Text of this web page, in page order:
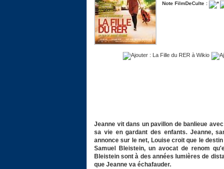
Note FilmDeCulte :
Jeanne vit dans un pavillon de banlieue
sa vie en gardant des enfants. Jeanne,
annonce sur le net, Louise croit que le
Samuel Bleistein, un avocat de renom
Bleistein sont à des années lumières de
que Jeanne va échafauder.